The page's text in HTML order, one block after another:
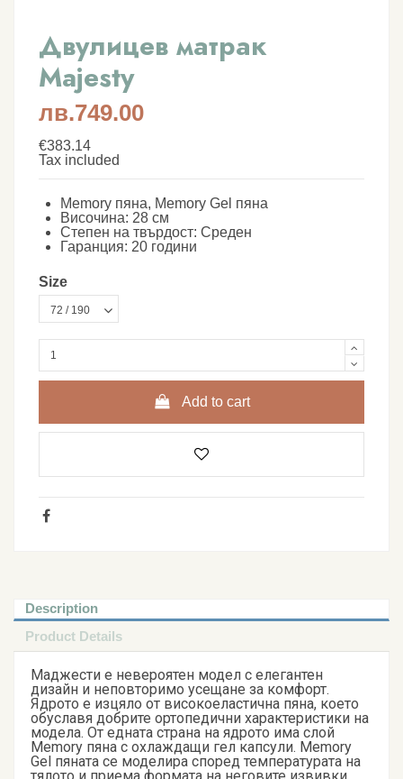
Двулицев матрак
Majesty
лв.749.00
€383.14
Tax included
Memory пяна, Memory Gel пяна
Височина: 28 см
Степен на твърдост: Среден
Гаранция: 20 години
Size
Add to cart
Description
Product Details
Маджести е невероятен модел с елегантен
дизайн и неповторимо усещане за комфорт.
Ядрото е изцяло от високоеластична пяна, което
обуславя добрите ортопедични характеристики на
модела. От едната страна на ядрото има слой
Memory пяна с охлаждащи гел капсули. Memory
Gel пяната се моделира според температурата на